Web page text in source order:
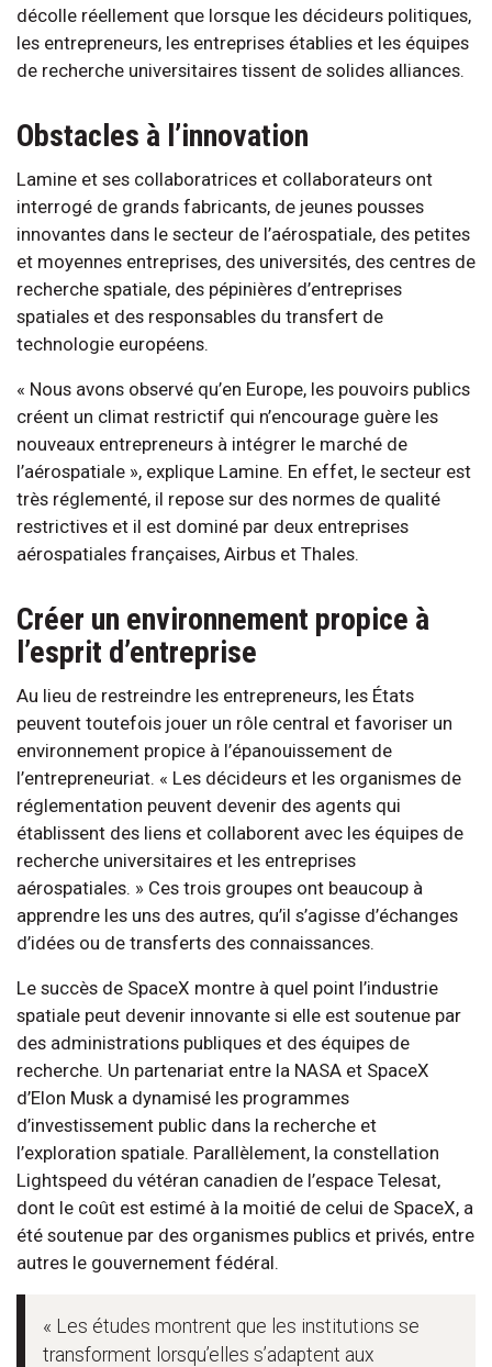
décolle réellement que lorsque les décideurs politiques,
les entrepreneurs, les entreprises établies et les équipes
de recherche universitaires tissent de solides alliances.
Obstacles à l’innovation
Lamine et ses collaboratrices et collaborateurs ont
interrogé de grands fabricants, de jeunes pousses
innovantes dans le secteur de l’aérospatiale, des petites
et moyennes entreprises, des universités, des centres de
recherche spatiale, des pépinières d’entreprises
spatiales et des responsables du transfert de
technologie européens.
« Nous avons observé qu’en Europe, les pouvoirs publics
créent un climat restrictif qui n’encourage guère les
nouveaux entrepreneurs à intégrer le marché de
l’aérospatiale », explique Lamine. En effet, le secteur est
très réglementé, il repose sur des normes de qualité
restrictives et il est dominé par deux entreprises
aérospatiales françaises, Airbus et Thales.
Créer un environnement propice à
l’esprit d’entreprise
Au lieu de restreindre les entrepreneurs, les États
peuvent toutefois jouer un rôle central et favoriser un
environnement propice à l’épanouissement de
l’entrepreneuriat. « Les décideurs et les organismes de
réglementation peuvent devenir des agents qui
établissent des liens et collaborent avec les équipes de
recherche universitaires et les entreprises
aérospatiales. » Ces trois groupes ont beaucoup à
apprendre les uns des autres, qu’il s’agisse d’échanges
d’idées ou de transferts des connaissances.
Le succès de SpaceX montre à quel point l’industrie
spatiale peut devenir innovante si elle est soutenue par
des administrations publiques et des équipes de
recherche. Un partenariat entre la NASA et SpaceX
d’Elon Musk a dynamisé les programmes
d’investissement public dans la recherche et
l’exploration spatiale. Parallèlement, la constellation
Lightspeed du vétéran canadien de l’espace Telesat,
dont le coût est estimé à la moitié de celui de SpaceX, a
été soutenue par des organismes publics et privés, entre
autres le gouvernement fédéral.
« Les études montrent que les institutions se
transforment lorsqu’elles s’adaptent aux